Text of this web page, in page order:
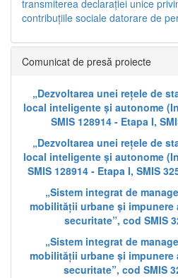
transmiterea declarației unice
contribuțiile sociale datorare de
Comunicat de presă proiecte
„Dezvoltarea unei rețele de
local inteligente și autonome
SMIS 128914 - Etapa I,
„Dezvoltarea unei rețele de
local inteligente și autonome
SMIS 128914 - Etapa I, SMIS
„Sistem integrat de
mobilității urbane și impunere
securitate”, cod SMIS
„Sistem integrat de
mobilității urbane și impunere
securitate”, cod SMIS